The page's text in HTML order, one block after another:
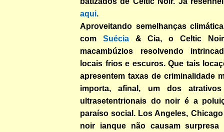
aqui.
Aproveitando semelhanças
com Suécia& Cia, o Celtic Noir
macambúzios resolvendo
locais frios e escuros. Que tais
apresentem taxas de criminalidade
importa, afinal, um dos
ultrasetentrionais do noir é a
paraíso social. Los Angeles,
noir ianque não causam